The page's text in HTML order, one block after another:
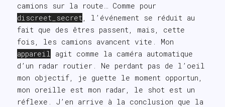
camions sur la route… Comme pour
discreet_secret , l’événement se réduit au
fait que des êtres passent, mais, cette
fois, les camions avancent vite. Mon
appareil agit comme la caméra automatique
d’un radar routier. Ne perdant pas de l’oeil
mon objectif, je guette le moment opportun,
mon oreille est mon radar, le shot est un
réflexe. J’en arrive à la conclusion que la